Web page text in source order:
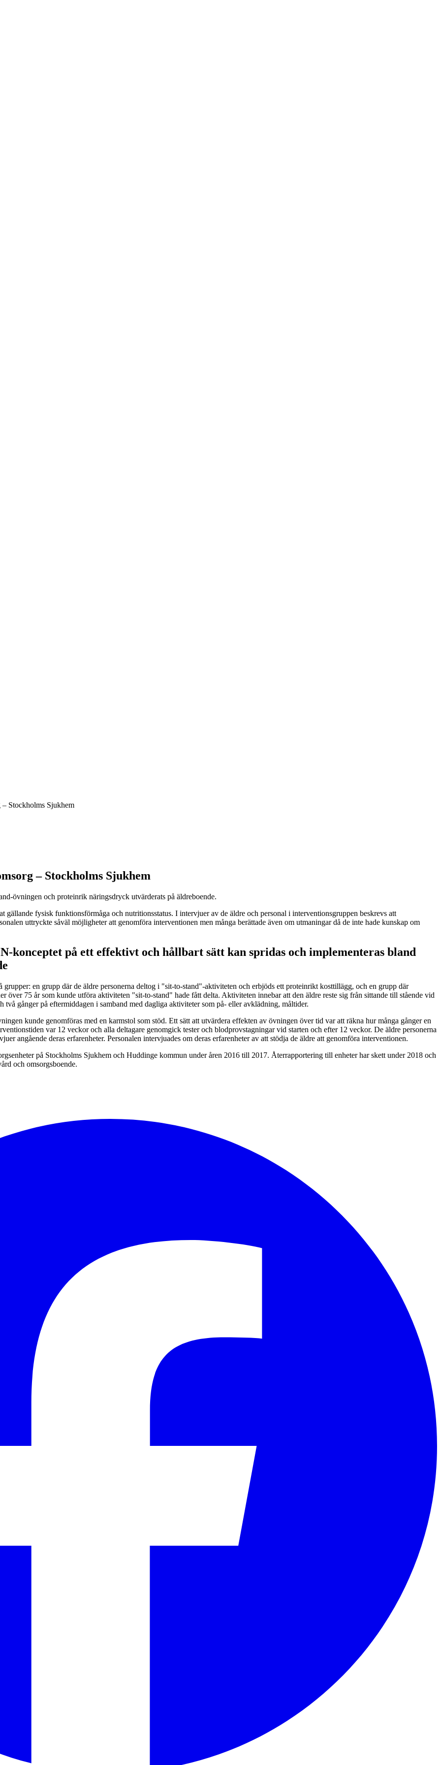
Stockholms Sjukhem
– Stockholms Sjukhem
övningen och proteinrik näringsdryck utvärderats på äldreboende.
gällande fysisk funktionsförmåga och nutritionsstatus. I intervjuer av de äldre och personal i interventionsgruppen beskrevs att
uttryckte såväl möjligheter att genomföra interventionen men många berättade även om utmaningar då de inte hade kunskap om
konceptet på ett effektivt och hållbart sätt kan spridas och implementeras bland
en grupp där de äldre personerna deltog i "sit-to-stand"-aktiviteten och erbjöds ett proteinrikt kosttillägg, och en grupp där
över 75 år som kunde utföra aktiviteten "sit-to-stand" hade fått delta. Aktiviteten innebar att den äldre reste sig från sittande till stående vid
gånger på eftermiddagen i samband med dagliga aktiviteter som på- eller avklädning, måltider.
kunde genomföras med en karmstol som stöd. Ett sätt att utvärdera effekten av övningen över tid var att räkna hur många gånger en
var 12 veckor och alla deltagare genomgick tester och blodprovstagningar vid starten och efter 12 veckor. De äldre personerna
angående deras erfarenheter. Personalen intervjuades om deras erfarenheter av att stödja de äldre att genomföra interventionen.
på Stockholms Sjukhem och Huddinge kommun under åren 2016 till 2017. Återrapportering till enheter har skett under 2018 och
och omsorgsboende.